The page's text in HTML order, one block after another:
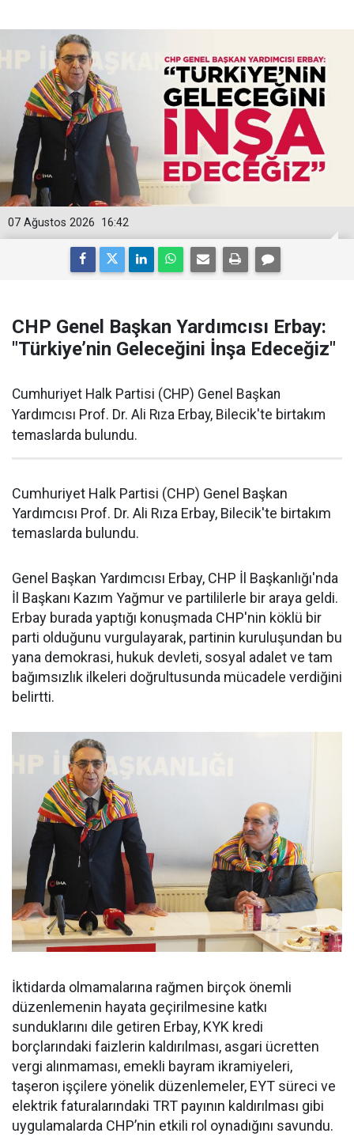
16:42
07 Ağustos 2026
CHP Genel Başkan Yardımcısı Erbay:
"Türkiye’nin Geleceğini İnşa Edeceğiz"
Cumhuriyet Halk Partisi (CHP) Genel Başkan
Yardımcısı Prof. Dr. Ali Rıza Erbay, Bilecik'te birtakım
temaslarda bulundu.
Cumhuriyet Halk Partisi (CHP) Genel Başkan
Yardımcısı Prof. Dr. Ali Rıza Erbay, Bilecik'te birtakım
temaslarda bulundu.
Genel Başkan Yardımcısı Erbay, CHP İl Başkanlığı'nda
İl Başkanı Kazım Yağmur ve partililerle bir araya geldi.
Erbay burada yaptığı konuşmada CHP'nin köklü bir
parti olduğunu vurgulayarak, partinin kuruluşundan bu
yana demokrasi, hukuk devleti, sosyal adalet ve tam
bağımsızlık ilkeleri doğrultusunda mücadele verdiğini
belirtti.
İktidarda olmamalarına rağmen birçok önemli
düzenlemenin hayata geçirilmesine katkı
sunduklarını dile getiren Erbay, KYK kredi
borçlarındaki faizlerin kaldırılması, asgari ücretten
vergi alınmaması, emekli bayram ikramiyeleri,
taşeron işçilere yönelik düzenlemeler, EYT süreci ve
elektrik faturalarındaki TRT payının kaldırılması gibi
uygulamalarda CHP’nin etkili rol oynadığını savundu.